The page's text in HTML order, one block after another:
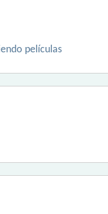
películas